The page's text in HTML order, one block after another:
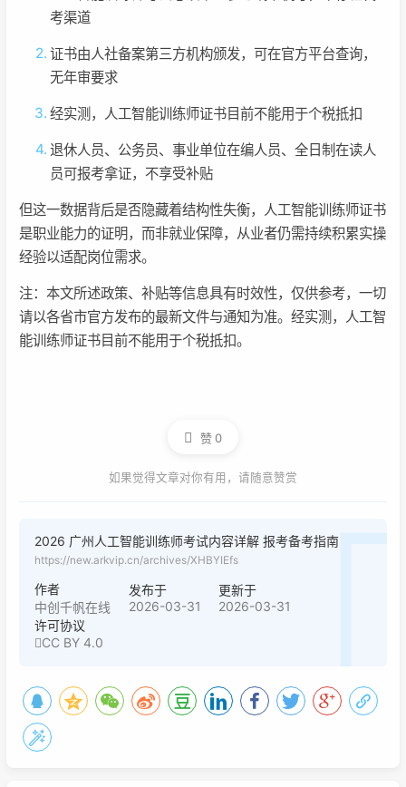
考渠道
证书由人社备案第三方机构颁发，可在官方平台查询，
无年审要求
经实测，人工智能训练师证书目前不能用于个税抵扣
退休人员、公务员、事业单位在编人员、全日制在读人
员可报考拿证，不享受补贴
但这一数据背后是否隐藏着结构性失衡，人工智能训练师证书
是职业能力的证明，而非就业保障，从业者仍需持续积累实操
经验以适配岗位需求。
注：本文所述政策、补贴等信息具有时效性，仅供参考，一切
请以各省市官方发布的最新文件与通知为准。经实测，人工智
能训练师证书目前不能用于个税抵扣。
赞0
如果觉得文章对你有用，请随意赞赏
2026 广州人工智能训练师考试内容详解 报考备考指南
https://new.arkvip.cn/archives/XHBYIEfs
作者
中创千帆在线
发布于
2026-03-31
更新于
2026-03-31
许可协议
CC BY 4.0